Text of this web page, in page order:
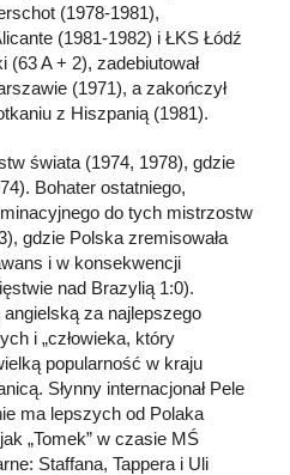
(1978-1981),
(1981-1982) i ŁKS Łódź
(63 A + 2), zadebiutował
(1971), a zakończył
z Hiszpanią (1981).
świata (1974, 1978), gdzie
Bohater ostatniego,
do tych mistrzostw
gdzie Polska zremisowała
i w konsekwencji
nad Brazylią 1:0).
za najlepszego
i „człowieka, który
popularność w kraju
Słynny internacjonał Pele
ma lepszych od Polaka
„Tomek” w czasie MŚ
Staffana, Tappera i Uli